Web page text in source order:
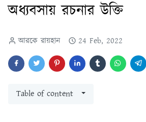
অধ্যবসায় রচনার উক্তি
আরকে রায়হান 24 Feb, 2022
Table of content